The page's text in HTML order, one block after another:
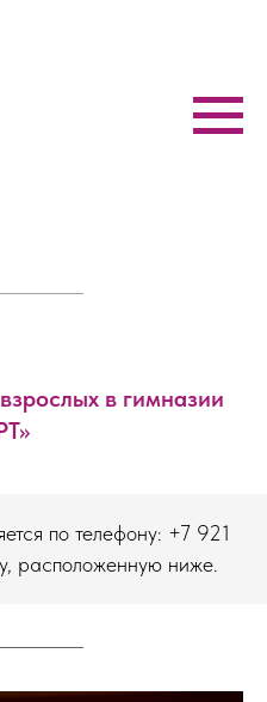
в гимназии
по телефону: +7 921
расположенную ниже.